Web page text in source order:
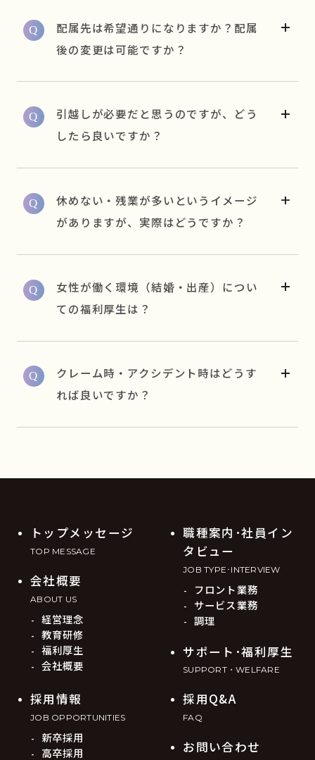
配属先は希望通りになりますか？配属
後の変更は可能ですか？
引越しが必要だと思うのですが、どう
したら良いですか？
休めない・残業が多いというイメージ
がありますが、実際はどうですか？
女性が働く環境（結婚・出産）につい
ての福利厚生は？
クレーム時・アクシデント時はどうす
れば良いですか？
トップメッセージ
TOP MESSAGE
会社概要
ABOUT US
経営理念
教育研修
福利厚生
会社概要
職種案内･社員イン
タビュー
JOB TYPE･INTERVIEW
フロント業務
サービス業務
調理
サポート･福利厚生
SUPPORT・WELFARE
採用情報
JOB OPPORTUNITIES
新卒採用
高卒採用
採用Q&A
FAQ
お問い合わせ